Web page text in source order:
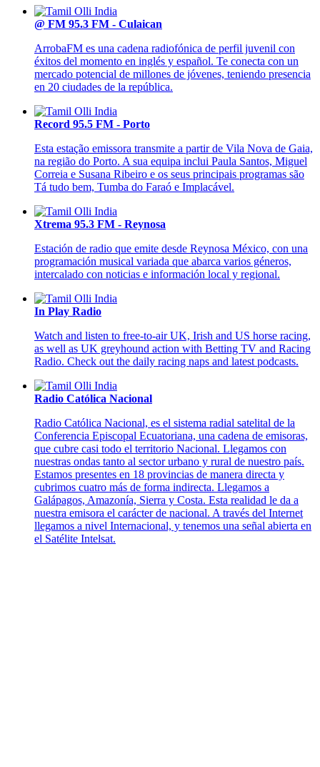
@ FM 95.3 FM - Culaican
ArrobaFM es una cadena radiofónica de perfil juvenil con
éxitos del momento en inglés y español. Te conecta con un
mercado potencial de millones de jóvenes, teniendo presencia
en 20 ciudades de la república.
Record 95.5 FM - Porto
Esta estação emissora transmite a partir de Vila Nova de Gaia,
na região do Porto. A sua equipa inclui Paula Santos, Miguel
Correia e Susana Ribeiro e os seus principais programas são
Tá tudo bem, Tumba do Faraó e Implacável.
Xtrema 95.3 FM - Reynosa
Estación de radio que emite desde Reynosa México, con una
programación musical variada que abarca varios géneros,
intercalado con noticias e información local y regional.
In Play Radio
Watch and listen to free-to-air UK, Irish and US horse racing,
as well as UK greyhound action with Betting TV and Racing
Radio. Check out the daily racing naps and latest podcasts.
Radio Católica Nacional
Radio Católica Nacional, es el sistema radial satelital de la
Conferencia Episcopal Ecuatoriana, una cadena de emisoras,
que cubre casi todo el territorio Nacional. Llegamos con
nuestras ondas tanto al sector urbano y rural de nuestro país.
Estamos presentes en 18 provincias de manera directa y
cubrimos cuatro más de forma indirecta. Llegamos a
Galápagos, Amazonía, Sierra y Costa. Esta realidad le da a
nuestra emisora el carácter de nacional. A través del Internet
llegamos a nivel Internacional, y tenemos una señal abierta en
el Satélite Intelsat.